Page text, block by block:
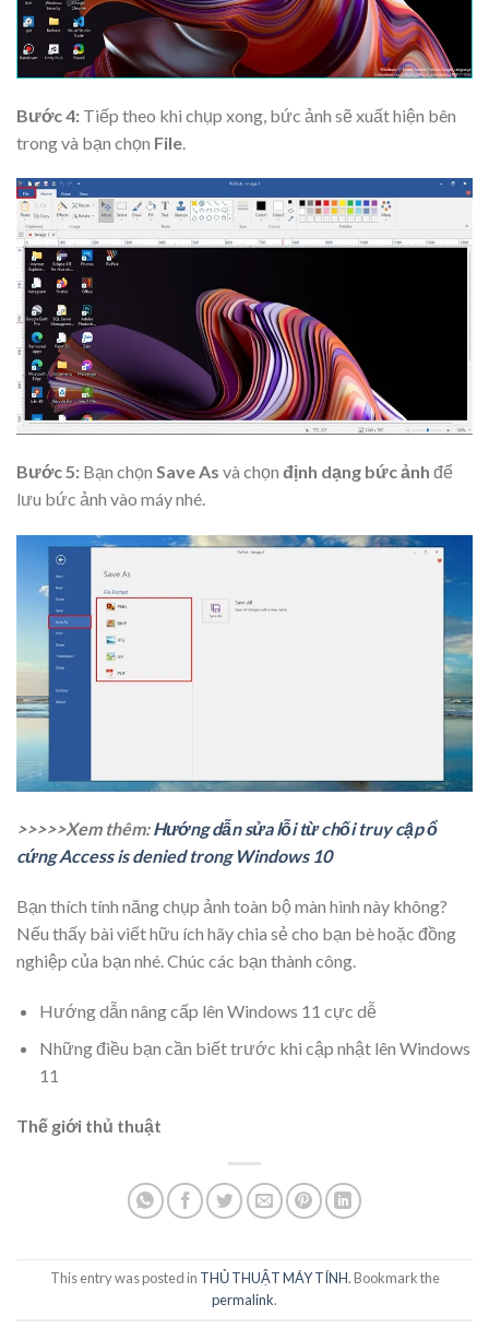
Bước 4: Tiếp theo khi chụp xong, bức ảnh sẽ xuất hiện bên
trong và bạn chọn File
Bước 5: Bạn chọn Save As và chọn định dạng bức ảnh để
lưu bức ảnh vào máy nhé.
>>>>>Xem thêm:Hướng dẫn sửa lỗi từ chối truy cập ổ
cứng Access is denied trong Windows 10
Bạn thích tính năng chụp ảnh toàn bộ màn hình này không?
Nếu thấy bài viết hữu ích hãy chia sẻ cho bạn bè hoặc đồng
nghiệp của bạn nhé. Chúc các bạn thành công.
Hướng dẫn nâng cấp lên Windows 11 cực dễ
Những điều bạn cần biết trước khi cập nhật lên Windows
11
Thế giới thủ thuật
This entry was posted in THỦ THUẬT MÁY TÍNH. Bookmark the
permalink.